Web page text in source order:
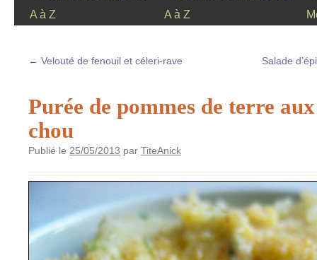
A à Z
A à Z
← Velouté de fenouil et céleri-rave Salade
Purée de pommes de terre
chou
Publié le 25/05/2013 par TiteAnick